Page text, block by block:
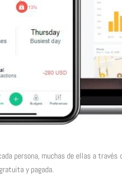
persona, muchas de ellas a
y pagada.